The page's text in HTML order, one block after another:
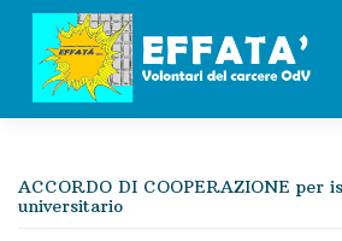
content
ACCORDO DI COOPERAZIONE per
universitario